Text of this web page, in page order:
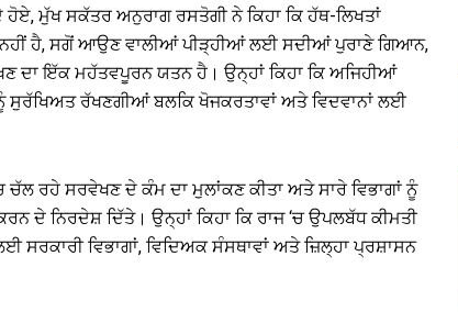
ਮੁੱਖ ਸਕੱਤਰ ਅਨੁਰਾਗ ਰਸਤੋਗੀ ਨੇ ਕਿਹਾ ਕਿ ਹੱਥ-ਲਿਖਤਾਂ
ਨਹੀਂ ਹੈ, ਸਗੋਂ ਆਉਣ ਵਾਲੀਆਂ ਪੀੜ੍ਹੀਆਂ ਲਈ ਸਦੀਆਂ ਪੁਰਾਣੇ ਗਿਆਨ,
ਦਾ ਇੱਕ ਮਹੱਤਵਪੂਰਨ ਯਤਨ ਹੈ। ਉਨ੍ਹਾਂ ਕਿਹਾ ਕਿ ਅਜਿਹੀਆਂ
ਸੁਰੱਖਿਅਤ ਰੱਖਣਗੀਆਂ ਬਲਕਿ ਖੋਜਕਰਤਾਵਾਂ ਅਤੇ ਵਿਦਵਾਨਾਂ ਲਈ
ਰਹੇ ਸਰਵੇਖਣ ਦੇ ਕੰਮ ਦਾ ਮੁਲਾਂਕਣ ਕੀਤਾ ਅਤੇ ਸਾਰੇ ਵਿਭਾਗਾਂ ਨੂੰ
ਦੇ ਨਿਰਦੇਸ਼ ਦਿੱਤੇ। ਉਨ੍ਹਾਂ ਕਿਹਾ ਕਿ ਰਾਜ ‘ਚ ਉਪਲਬੱਧ ਕੀਮਤੀ
ਵਿਭਾਗਾਂ, ਵਿਦਿਅਕ ਸੰਸਥਾਵਾਂ ਅਤੇ ਜ਼ਿਲ੍ਹਾ ਪ੍ਰਸ਼ਾਸਨ